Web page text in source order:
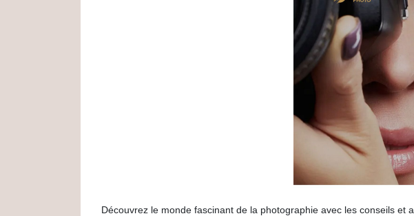
Découvrez le monde fascinant de la photographie avec les conseils